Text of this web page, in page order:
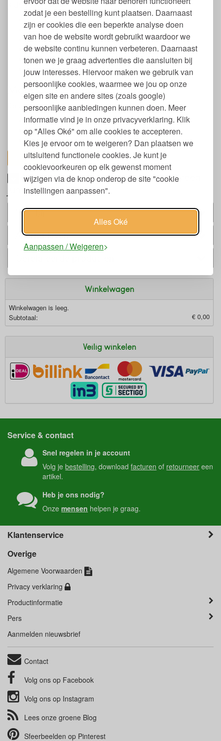
zodat je een bestelling kunt plaatsen. Daarnaast
zijn er cookies die een beperkte analyse doen
van hoe de website wordt gebruikt waardoor we
de website continu kunnen verbeteren. Daarnaast
tonen we je graag advertenties die aansluiten bij
jouw interesses. Hiervoor maken we gebruik van
persoonlijke cookies, waarmee we jou op onze
eigen site en andere sites (zoals google)
persoonlijke aanbiedingen kunnen doen. Meer
informatie vind je in onze privacyverklaring. Klik
op "Alles Oké" om alle cookies te accepteren.
Kies je ervoor om te weigeren? Dan plaatsen we
uitsluitend functionele cookies. Je kunt je
cookievoorkeuren op elk gewenst moment
wijzigen via de knop onderop de site "cookie
instellingen aanpassen".
Alles Oké
Aanpassen / Weigeren
kussensloop
Van 100% biologisch katoen
GOTS gecertificeerd
Sluit met een overslag
Wasbaar op 40 graden
Kan niet in de droger
Kan gestreken worden
Maten kussensloop biokatoen
De biokatoenen kussensloop is verkrijgbaar in 3 maten:
40 x 60 cm.
50 x 60 cm.
60 x 70 cm.
toon alles
Keurmerken en labels kussensloop Green
Jump
Past bij
Alternatieven
Winkelwagen
Winkelwagen is leeg.
Subtotaal:
€ 0,00
Veilig winkelen
Service & contact
Snel regelen in je account
Volg jebestelling, downloadfacturen of retourneer een
artikel.
Heb je ons nodig?
Onzemensen helpen je graag.
Klantenservice
Overige
Algemene Voorwaarden
Privacy verklaring
Productinformatie
Pers
Aanmelden nieuwsbrief
Contact
Volg ons op Facebook
Volg ons op Instagram
Lees onze groene Blog
Sfeerbeelden op Pinterest